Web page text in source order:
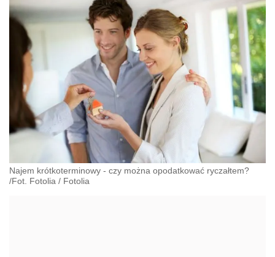
Najem krótkoterminowy - czy można opodatkować ryczałtem?
/Fot. Fotolia / Fotolia